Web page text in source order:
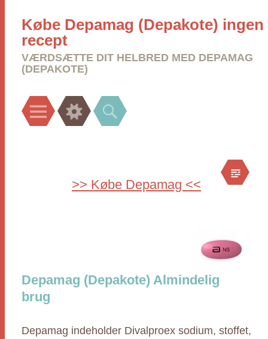
Købe Depamag (Depakote) ingen
recept
VÆRDSÆTTE DIT HELBRED MED DEPAMAG
(DEPAKOTE)
Menu Widgets Search
>> Købe Depamag <<
Depamag (Depakote) Almindelig
brug
Depamag indeholder Divalproex sodium, stoffet,